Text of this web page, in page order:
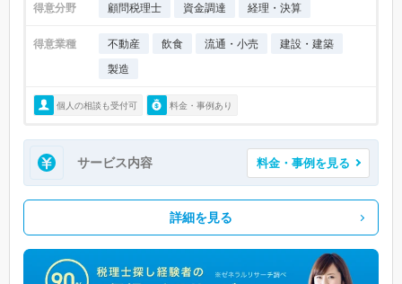
得意分野 顧問税理士 資金調達 経理・決算
得意業種 不動産 飲食 流通・小売
建設・建築
製造
個人の相談も受付可 料金・事例あり
サービス内容 料金・事例を見る
詳細を見る